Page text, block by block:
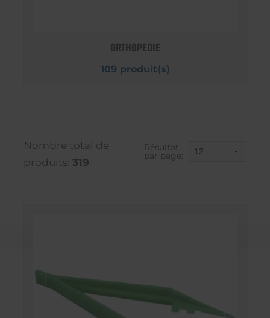
ORTHOPEDIE
109 produit(s)
Nombre total de
produits: 319
Résultat
par page: